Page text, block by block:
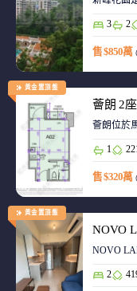
3 2
售 $850萬
黃金置頂盤
薈朗 2
薈朗位於
1
售 $320萬
黃金置頂盤
NOVO
NOVO
2